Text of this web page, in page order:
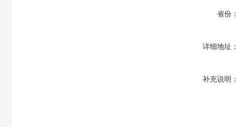
省份：
详细地址：
补充说明：